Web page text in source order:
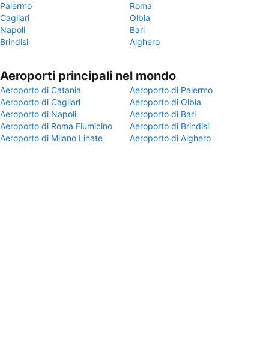
Palermo
Roma
Cagliari
Olbia
Napoli
Bari
Brindisi
Alghero
Aeroporti principali nel mondo
Aeroporto di Catania
Aeroporto di Palermo
Aeroporto di Cagliari
Aeroporto di Olbia
Aeroporto di Napoli
Aeroporto di Bari
Aeroporto di Roma Fiumicino
Aeroporto di Brindisi
Aeroporto di Milano Linate
Aeroporto di Alghero